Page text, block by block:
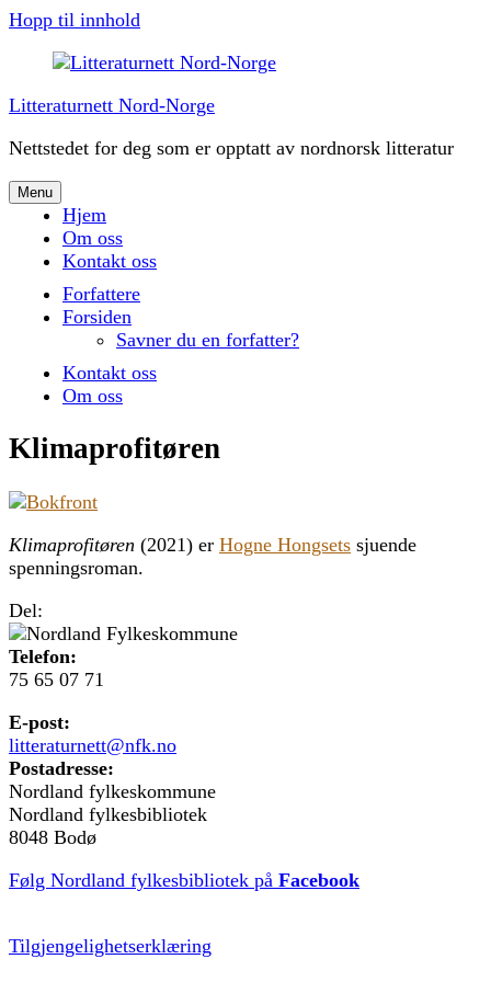
Hopp til innhold
Litteraturnett Nord-Norge
Nettstedet for deg som er opptatt av nordnorsk litteratur
Menu
Hjem
Om oss
Kontakt oss
Forfattere
Forsiden
Savner du en forfatter?
Kontakt oss
Om oss
Klimaprofitøren
Klimaprofitøren (2021) er Hogne Hongsets sjuende
spenningsroman.
Del:
Telefon:
75 65 07 71
E-post:
litteraturnett@nfk.no
Postadresse:
Nordland fylkeskommune
Nordland fylkesbibliotek
8048 Bodø
Følg Nordland fylkesbibliotek på Facebook
Tilgjengelighetserklæring